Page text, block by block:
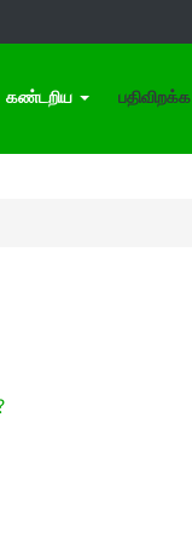
கண்டறிய பதிவிறக்க